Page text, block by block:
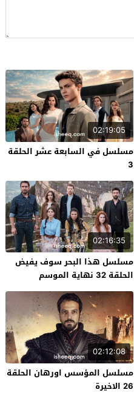
02:19:05
مسلسل في السابعة عشر الحلقة
3
02:16:35
مسلسل هذا البحر سوف يفيض
الحلقة 32 نهاية الموسم
02:12:08
مسلسل المؤسس اورهان الحلقة
26 الاخيرة